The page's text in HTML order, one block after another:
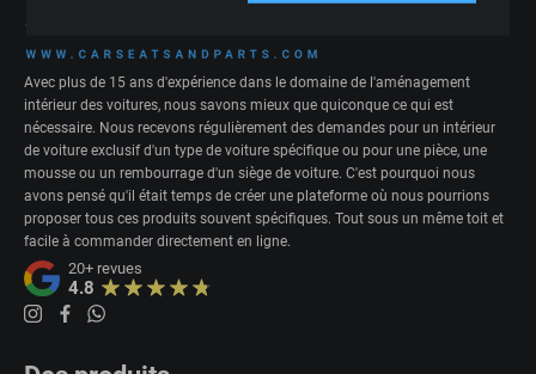
Avec plus de 15 ans d'expérience dans le domaine de l'aménagement
intérieur des voitures, nous savons mieux que quiconque ce qui est
nécessaire. Nous recevons régulièrement des demandes pour un intérieur
de voiture exclusif d'un type de voiture spécifique ou pour une pièce, une
mousse ou un rembourrage d'un siège de voiture. C'est pourquoi nous
avons pensé qu'il était temps de créer une plateforme où nous pourrions
proposer tous ces produits souvent spécifiques. Tout sous un même toit et
facile à commander directement en ligne.
20+ revues
4.8